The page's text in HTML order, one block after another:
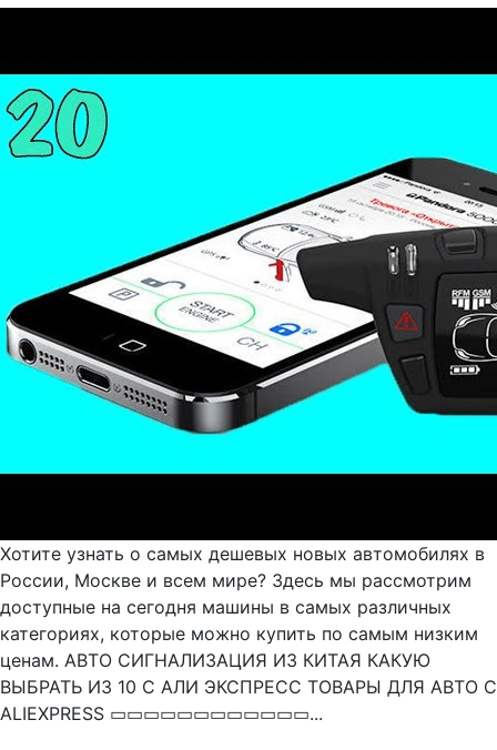
Хотите узнать о самых дешевых новых автомобилях в
России, Москве и всем мире? Здесь мы рассмотрим
доступные на сегодня машины в самых различных
категориях, которые можно купить по самым низким
ценам. АВТО СИГНАЛИЗАЦИЯ ИЗ КИТАЯ КАКУЮ
ВЫБРАТЬ ИЗ 10 С АЛИ ЭКСПРЕСС ТОВАРЫ ДЛЯ АВТО С
ALIEXPRESS ▭▭▭▭▭▭▭▭▭▭▭▭...